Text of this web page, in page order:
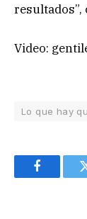
resultados”,
Video:
Lo que hay
Facebook